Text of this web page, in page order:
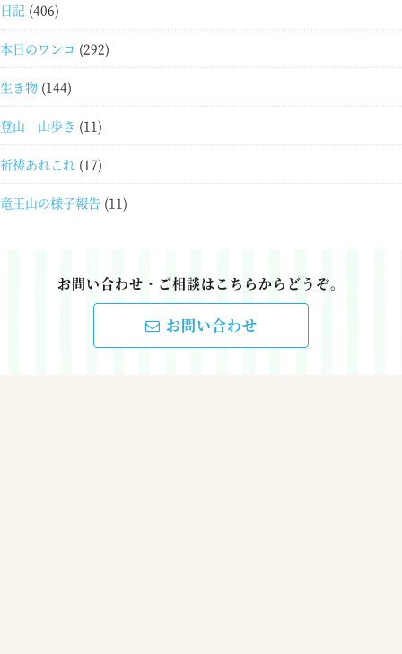
日記 (406)
本日のワンコ (292)
生き物 (144)
登山 山歩き (11)
祈祷あれこれ (17)
竜王山の様子報告 (11)
お問い合わせ・ご相談はこちらからどうぞ。
お問い合わせ